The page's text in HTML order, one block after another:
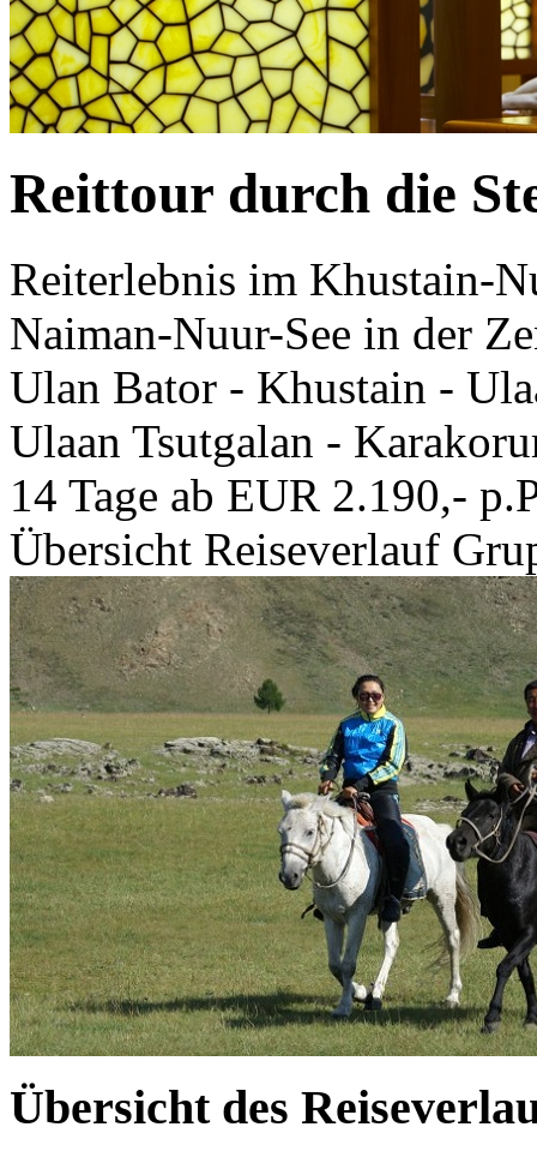
Reittour durch die
Reiterlebnis im Khustain-
Naiman-Nuur-See in der
Ulan Bator - Khustain -
Ulaan Tsutgalan -
14 Tage ab EUR 2.190,-
Übersicht Reiseverlauf
Übersicht des